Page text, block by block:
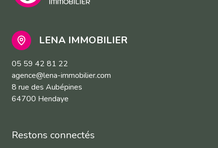
LENA IMMOBILIER
05 59 42 81 22
agence@lena-immobilier.com
8 rue des Aubépines
64700 Hendaye
Restons connectés